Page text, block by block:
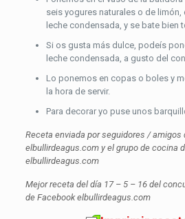
seis yogures naturales o de limón,
leche condensada, y se bate bien
Si os gusta más dulce, podeís
leche condensada, a gusto del
Lo ponemos en copas o boles y
la hora de servir.
Para decorar yo puse unos
Receta enviada por seguidores / amigos
elbullirdeagus.com y el grupo de cocina
elbullirdeagus.com
Mejor receta del día 17 – 5 – 16 del
de Facebook elbullirdeagus.com